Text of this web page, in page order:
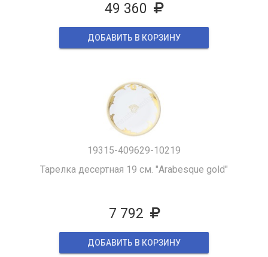
49 360
ДОБАВИТЬ В КОРЗИНУ
19315-409629-10219
Тарелка десертная 19 см. "Arabesque gold"
7 792
ДОБАВИТЬ В КОРЗИНУ